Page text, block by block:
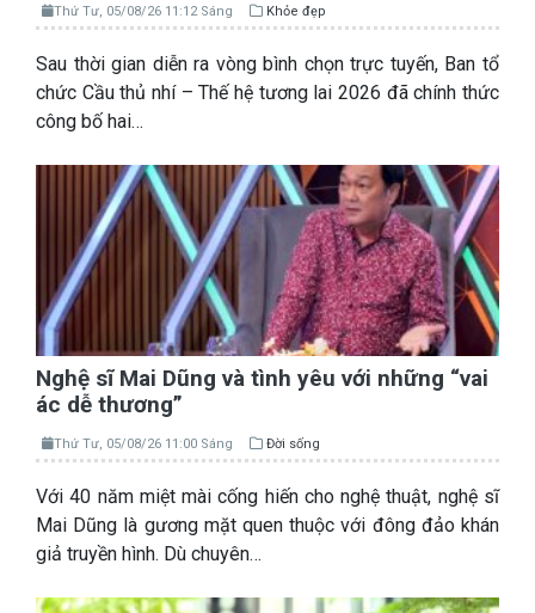
Thứ Tư, 05/08/26 11:12 Sáng Khỏe đẹp
Sau thời gian diễn ra vòng bình chọn trực tuyến, Ban tổ
chức Cầu thủ nhí – Thế hệ tương lai 2026 đã chính thức
công bố hai…
Nghệ sĩ Mai Dũng và tình yêu với những “vai
ác dễ thương”
Thứ Tư, 05/08/26 11:00 Sáng Đời sống
Với 40 năm miệt mài cống hiến cho nghệ thuật, nghệ sĩ
Mai Dũng là gương mặt quen thuộc với đông đảo khán
giả truyền hình. Dù chuyên…